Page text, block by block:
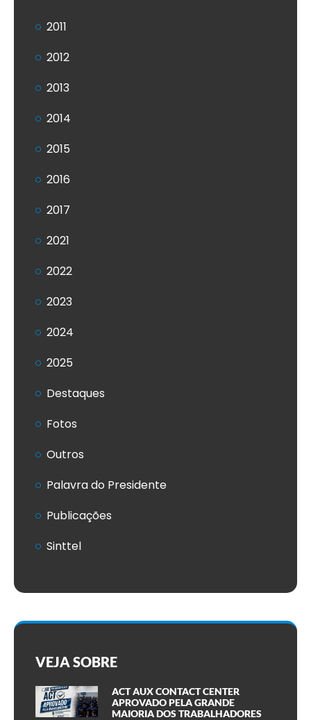
2011
2012
2013
2014
2015
2016
2017
2021
2022
2023
2024
2025
Destaques
Fotos
Outros
Palavra do Presidente
Publicações
Sinttel
VEJA SOBRE
ACT AUX CONTACT CENTER
APROVADO PELA GRANDE
MAIORIA DOS TRABALHADORES